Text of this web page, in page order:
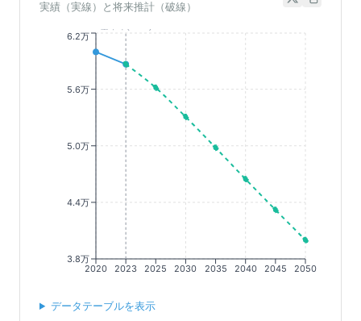
実績（実線）と将来推計（破線）
2020 2023 2025 2030 2035 2040 2045 2050
3.8万
4.4万
5.0万
5.6万
6.2万
データテーブルを表示